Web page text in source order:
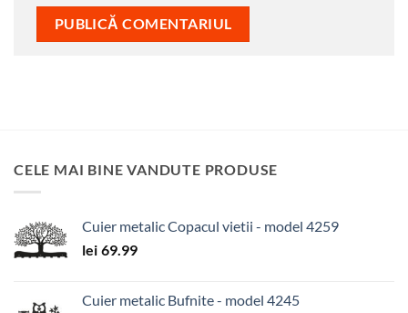
CELE MAI BINE VANDUTE PRODUSE
Cuier metalic Copacul vietii - model 4259
lei 69.99
Cuier metalic Bufnite - model 4245